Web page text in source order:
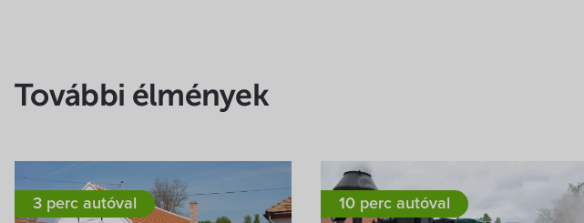
További élmények
3 perc autóval 10 perc autóval